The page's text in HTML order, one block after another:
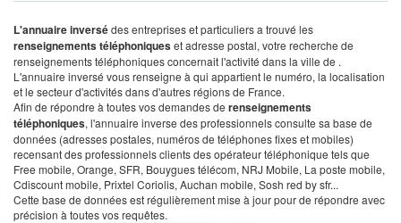
L'annuaire inversédes entreprises et particuliers a trouvé les
renseignements téléphoniqueset adresse postal, votre recherche de
renseignements téléphoniques concernait l'activité dans la ville de .
L'annuaire inversé vous renseigne à qui appartient le numéro, la localisation
et le secteur d'activités dans d'autres régions de France.
Afin de répondre à toutes vos demandes de renseignements
téléphoniques, l'annuaire inverse des professionnels consulte sa base de
données (adresses postales, numéros de téléphones fixes et mobiles)
recensant des professionnels clients des opérateur téléphonique tels que
Free mobile, Orange, SFR, Bouygues télécom, NRJ Mobile, La poste mobile,
Cdiscount mobile, Prixtel Coriolis, Auchan mobile, Sosh red by sfr...
Cette base de données est régulièrement mise à jour pour de répondre avec
précision à toutes vos requêtes.